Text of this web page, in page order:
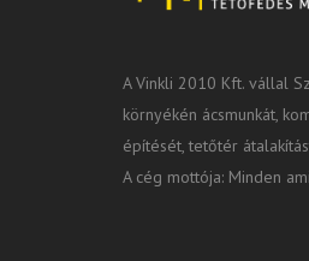
A Vinkli 2010 Kft. vállal
környékén ácsmunkát,
építését, tetőtér
A cég mottója: Minden